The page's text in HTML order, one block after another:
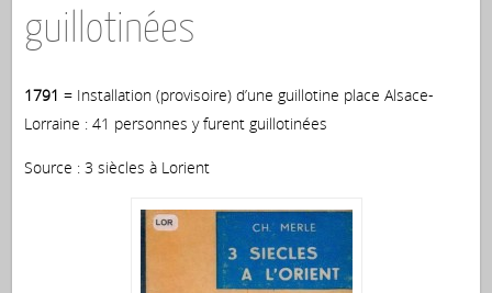
guillotinées
1791 = Installation (provisoire) d’une guillotine place Alsace-
Lorraine : 41 personnes y furent guillotinées
Source : 3 siècles à Lorient